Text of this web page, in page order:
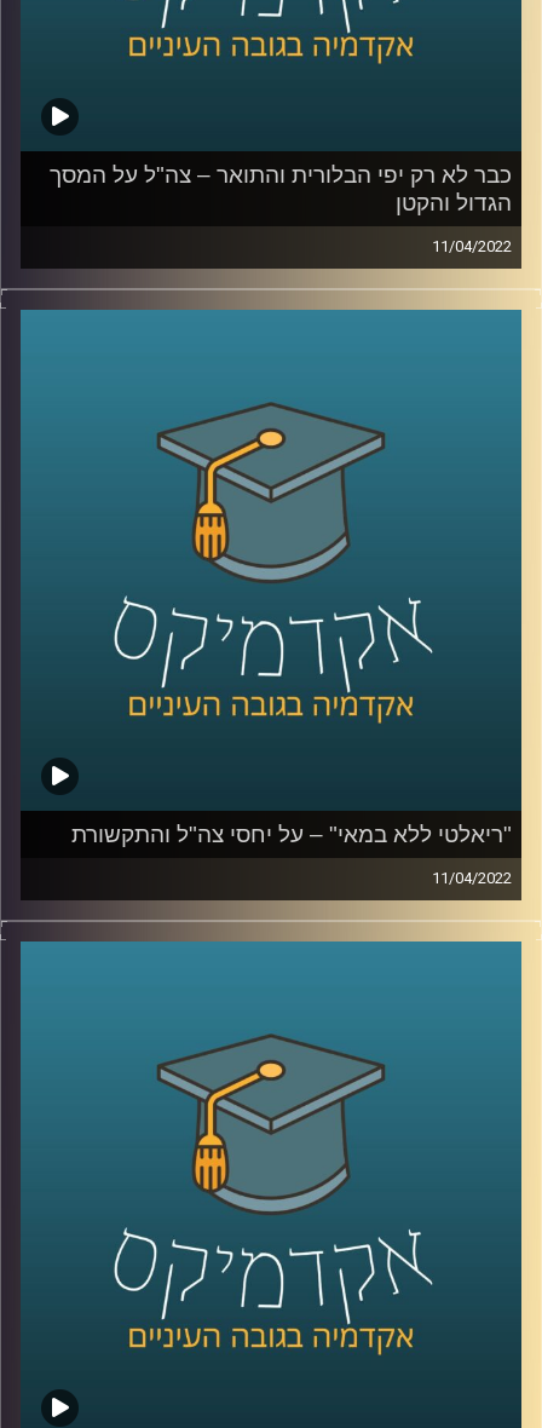
כבר לא רק יפי הבלורית והתואר – צה"ל על המסך
הגדול והקטן
11/04/2022
בשבוע שעבר זכתה הסדרה "שעת אפס" בפרס הסדרה הטובה
ביותר בפסטיבל קאן. הסדרה מציגה את הלוחמים בצה"ל באור
בפרק זה ד"ר מיכל שביט, חוקרת של יחסי הצבא והחברה
הישראלית, תדבר על השינוי באופן הצגת צה"ל בתרבות
לשיחה על יחסי צה"ל והתקשורת הישראלית –
בצבא והצבאיות בישראל –
קרדיט תמונות:AudioVersity
"ריאלטי ללא במאי" – על יחסי צה"ל והתקשורת
11/04/2022
בסוף השבוע שעבר נרצחו שלושה בני אדם בפיגוע ברחוב
דיזינגוף בתל אביב. המחבל נמלט והמרדף אחריו ברחובות תל
הצבא והחברה בישראל ואת יחסי הצבא התקשורת. בפרק זה
שוחחנו על סיקור האירוע שהיה השבוע בתל אביב ועל יחסי
הצבא והתקשורת בישראל בכלל.
לשיחה על היצג צה"ל בקולנוע ובסדרות –
לשיחה על הצבא והצבאיות בישראל –לחצו כאן
קרדיט תמונות:AudioVersity